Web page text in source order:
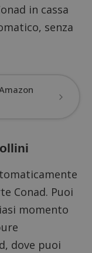
in cassa
senza
Conad. Puoi
momento
, dove puoi